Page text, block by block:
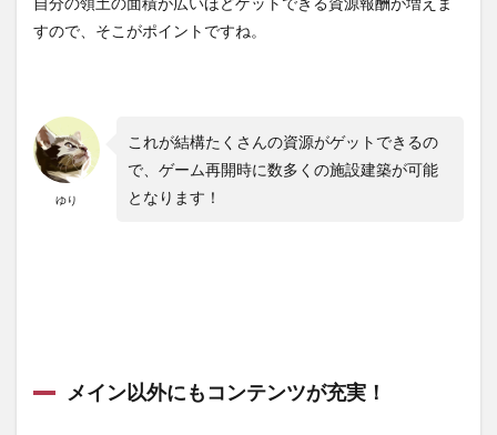
すので、そこがポイントですね。
ゆり
これが結構たくさんの資源がゲットできるの
で、ゲーム再開時に数多くの施設建築が可能
となります！
メイン以外にもコンテンツが充実！